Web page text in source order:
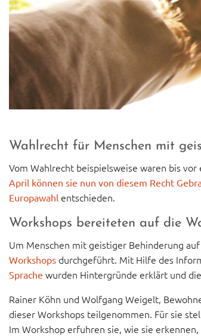
Wahlrecht für Menschen mit
Vom Wahlrecht beispielsweise waren bis
April können sie nun von diesem Recht
Europawahl entschieden.
Workshops bereiteten auf die
Um Menschen mit geistiger Behinderung
Workshops durchgeführt. Mit Hilfe des
Sprache wurden Hintergründe erklärt und
Rainer Köhn und Wolfgang Weigelt,
dieser Workshops teilgenommen. Für sie
Im Workshop erfuhren sie, wie sie